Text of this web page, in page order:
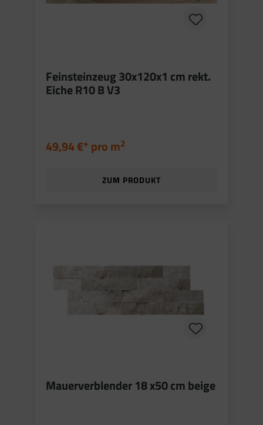
Feinsteinzeug 30x120x1 cm rekt.
Eiche R10 B V3
49,94 €* pro m2
ZUM PRODUKT
Mauerverblender 18 x50 cm beige